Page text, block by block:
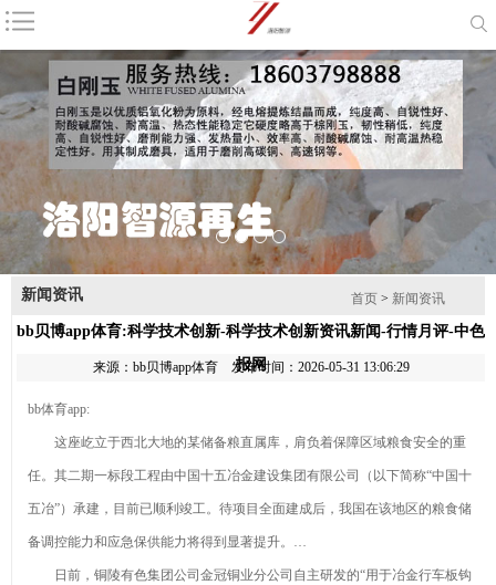
咨询电话：
18603798888
首页公司简介产品中心新闻资讯耐火材料磨料联系我们网站地图
1 2 3 4
产品列表
棕刚玉
钻石最新资
讯-快科技--科技
改动未来
2026年8月
金刚砂厂家推荐
指南：除锈金刚
产业链上的
山东好品牌丨藏
钻石最新资
新闻资讯 首页> 新闻资讯
bb贝博app体育:科学技术创新-科学技术创新资讯新闻-行情月评-中色
报网
来源： bb贝博app体育发布时间：2026-05-31 13:06:29
bb体育app:
这座屹立于西北大地的某储备粮直属库，肩负着保障区域粮食安全的重
任。其二期一标段工程由中国十五冶金建设集团有限公司（以下简称“中国十
五冶”）承建，目前已顺利竣工。待项目全面建成后，我国在该地区的粮食储
备调控能力和应急保供能力将得到显著提升。…
日前，铜陵有色集团公司金冠铜业分公司自主研发的“用于冶金行车板钩